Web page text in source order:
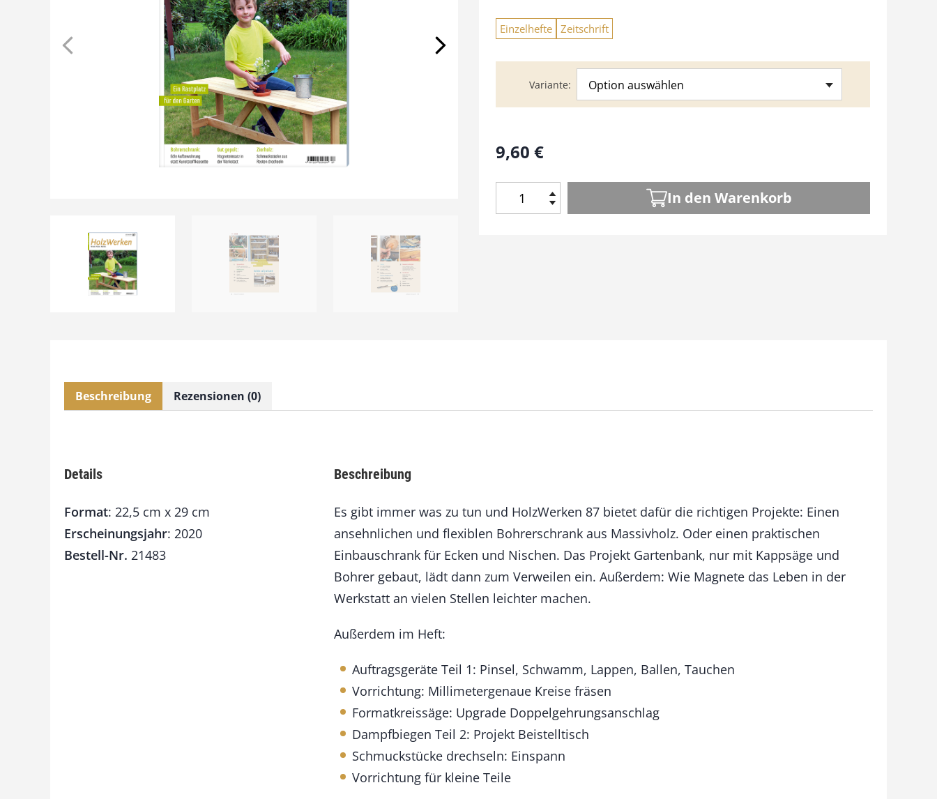
Einzelhefte Zeitschrift
Variante Option auswählen
9,60 €
u
s
t
2
0
0
g
In den Warenkorb
Beschreibung Rezensionen (0)
Beschreibung
Es gibt immer was zu tun und HolzWerken 87 bietet dafür die richtigen Projekte: Einen
ansehnlichen und flexiblen Bohrerschrank aus Massivholz. Oder einen praktischen
Einbauschrank für Ecken und Nischen. Das Projekt Gartenbank, nur mit Kappsäge und
Bohrer gebaut, lädt dann zum Verweilen ein. Außerdem: Wie Magnete das Leben in der
Werkstatt an vielen Stellen leichter machen.
Außerdem im Heft:
Auftragsgeräte Teil 1: Pinsel, Schwamm, Lappen, Ballen, Tauchen
Vorrichtung: Millimetergenaue Kreise fräsen
Formatkreissäge: Upgrade Doppelgehrungsanschlag
Dampfbiegen Teil 2: Projekt Beistelltisch
Schmuckstücke drechseln: Einspann
Vorrichtung für kleine Teile
Details
Format: 22,5 cm x 29 cm
Erscheinungsjahr: 2020
Bestell-Nr. 21483